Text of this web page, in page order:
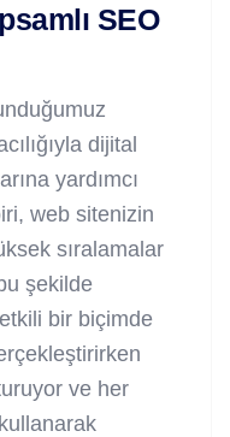
SEO
dijital
yardımcı
web sitenizin
sıralamalar
şekilde
bir biçimde
ve her